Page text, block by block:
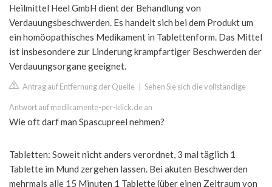
Heilmittel Heel GmbH dient der Behandlung von
Verdauungsbeschwerden. Es handelt sich bei dem Produkt um
ein homöopathisches Medikament in Tablettenform. Das Mittel
ist insbesondere zur Linderung krampfartiger Beschwerden der
Verdauungsorgane geeignet.
Antrag auf Entfernung der Quelle Sehen Sie sich die vollständige
Antwort auf medikamente-per-klick.de an
Wie oft darf man Spascupreel nehmen?
Tabletten: Soweit nicht anders verordnet, 3 mal täglich 1
Tablette im Mund zergehen lassen. Bei akuten Beschwerden
mehrmals alle 15 Minuten 1 Tablette (über einen Zeitraum von